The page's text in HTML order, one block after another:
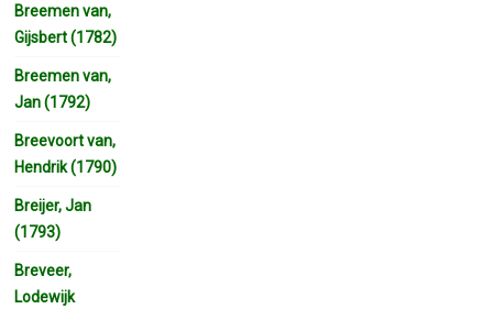
Breemen van,
Gijsbert (1782)
Breemen van,
Jan (1792)
Breevoort van,
Hendrik (1790)
Breijer, Jan
(1793)
Breveer,
Lodewijk